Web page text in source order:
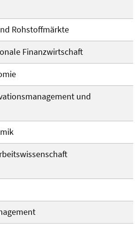
Rohstoffmärkte
Finanzwirtschaft
und